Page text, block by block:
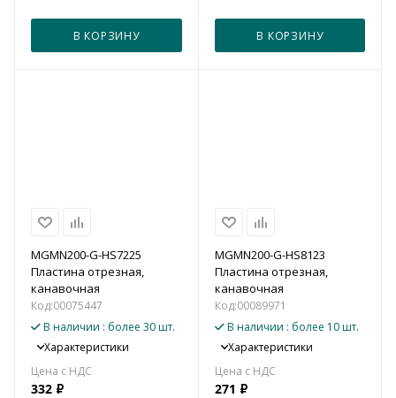
В КОРЗИНУ В КОРЗИНУ
MGMN200-G-HS7225
Пластина отрезная,
канавочная
Код:00075447
В наличии : более 30 шт.
Характеристики
332 ₽
MGMN200-G-HS8123
Пластина отрезная,
канавочная
Код:00089971
В наличии : более 10 шт.
Характеристики
271 ₽